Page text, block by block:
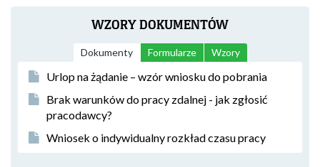
WZORY DOKUMENTÓW
Dokumenty Formularze Wzory
Urlop na żądanie – wzór wniosku do pobrania
Brak warunków do pracy zdalnej - jak zgłosić
pracodawcy?
Wniosek o indywidualny rozkład czasu pracy